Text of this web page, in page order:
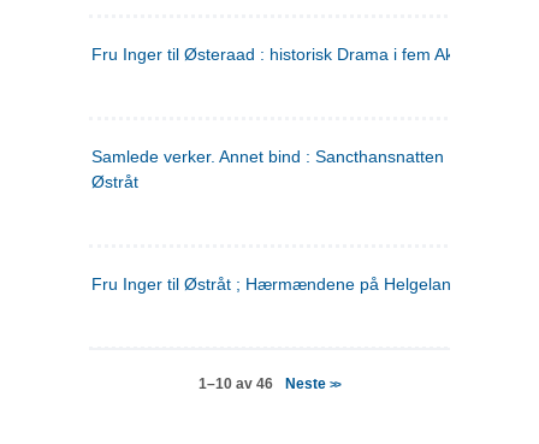
Fru Inger til Østeraad : historisk Drama i fem Akter
Samlede verker. Annet bind : Sancthansnatten ; Fru Inger
Østråt
Fru Inger til Østråt ; Hærmændene på Helgeland
1–10 av 46 Neste>>